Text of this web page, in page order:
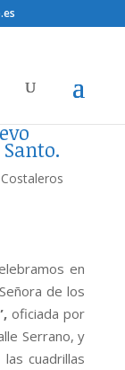
Costaleros
en
de los
oficiada por
Serrano, y
cuadrillas